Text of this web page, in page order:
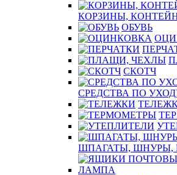
КОРЗИНЫ,
ОБУВЬ
СКОТЧ
СРЕДСТВА ПО
ШПАГАТЫ, ШНУРЫ,